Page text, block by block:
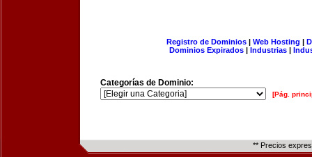
Registro de Dominios| Web Hosting |
Dominios Expirados | Industrias |
Categorías de Dominio:
[Pág.
** Precios